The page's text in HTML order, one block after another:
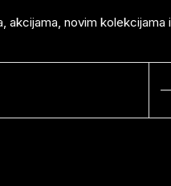
akcijama, novim kolekcijama i